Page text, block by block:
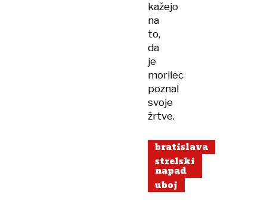
kažejo
na
to,
da
je
morilec
poznal
svoje
žrtve.
bratislava
strelski
napad
uboj